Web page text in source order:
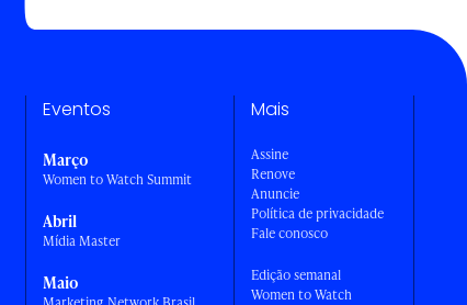
Eventos
Março
Women to Watch Summit
Abril
Mídia Master
Maio
Mais
Assine
Renove
Anuncie
Política de privacidade
Fale conosco
Edição semanal
Women to Watch